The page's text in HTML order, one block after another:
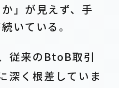
」が見えず、手
いている。
従来のBtoB取引
深く根差していま